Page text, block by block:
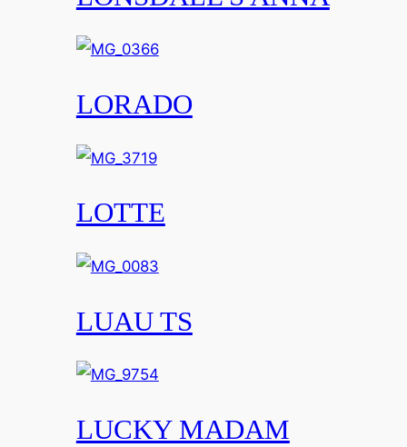
LORADO
LOTTE
LUAU TS
LUCKY MADAM